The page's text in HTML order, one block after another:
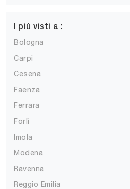
I più visti a :
Bologna
Carpi
Cesena
Faenza
Ferrara
Forlì
Imola
Modena
Ravenna
Reggio Emilia